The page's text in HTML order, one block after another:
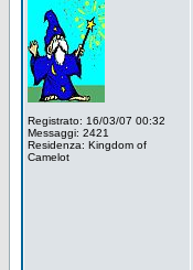
Registrato: 16/03/07 00:32
Messaggi: 2421
Residenza: Kingdom of
Camelot